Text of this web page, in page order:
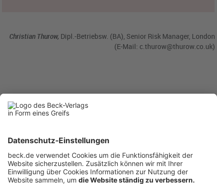
Christian Thurow, Dipl.-Betriebsw. (BA), Senior Risk Manager, London
(E-Mail: c.thurow@thurow.co.uk)
BC 12/2024
Rubriken